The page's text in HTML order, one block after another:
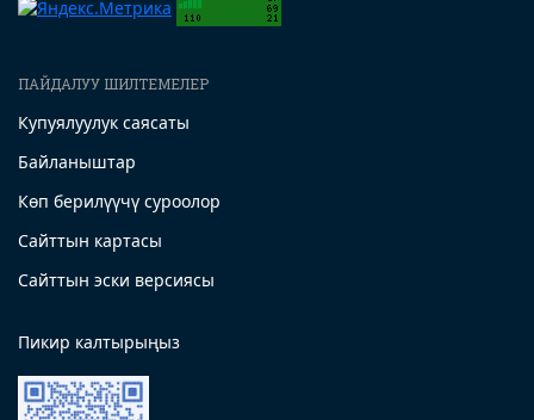
ПАЙДАЛУУ ШИЛТЕМЕЛЕР
Купуялуулук саясаты
Байланыштар
Көп берилүүчү суроолор
Сайттын картасы
Сайттын эски версиясы
Пикир калтырыңыз